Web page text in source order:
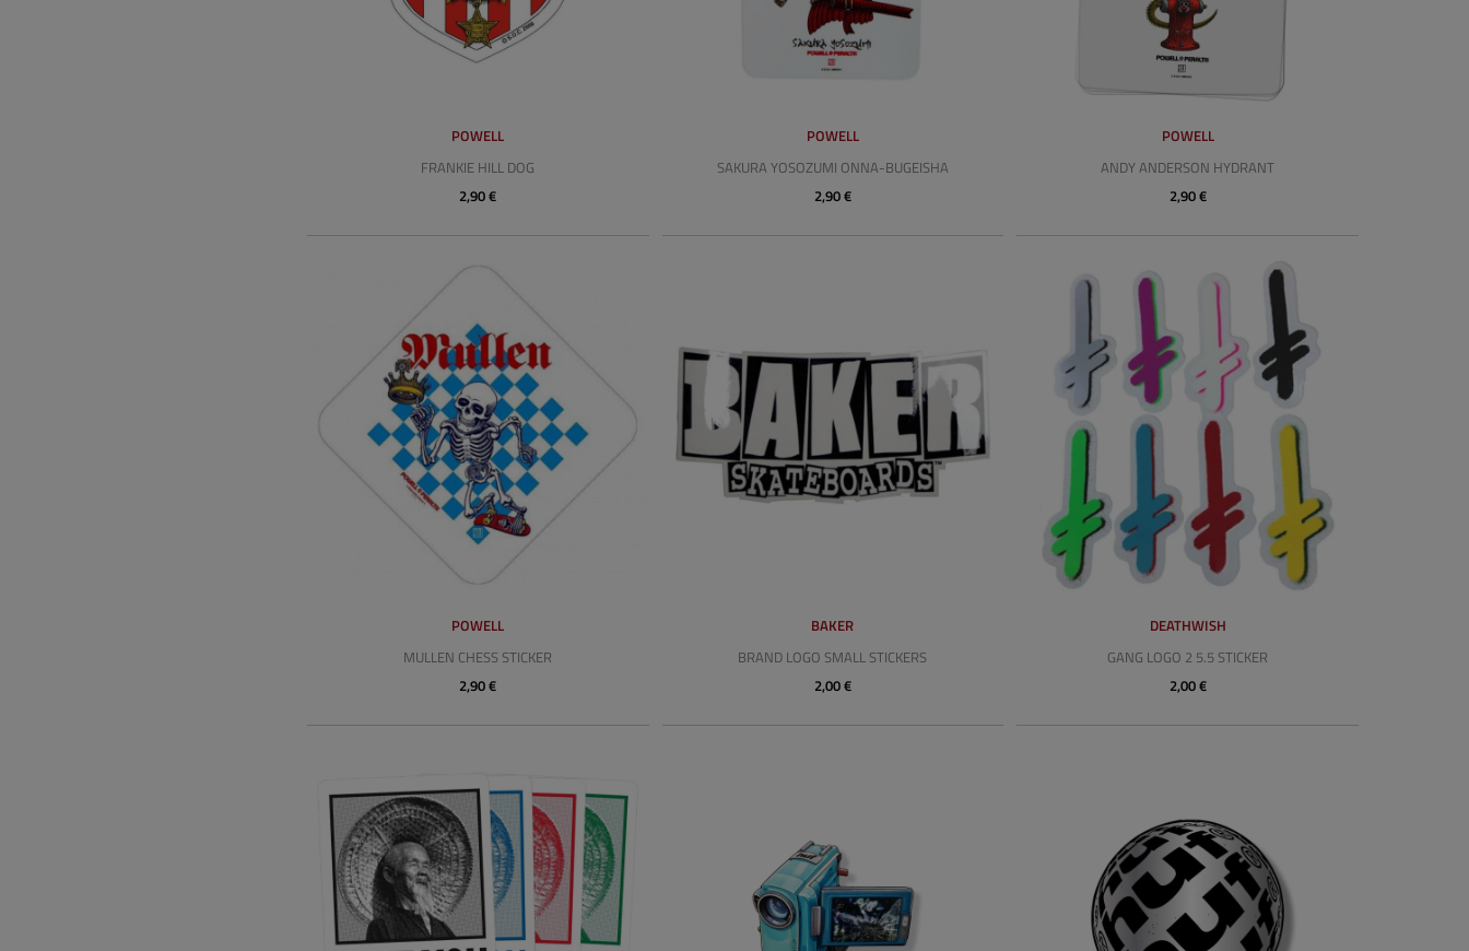
POWELL
FRANKIE HILL DOG
2,90 €
POWELL
SAKURA YOSOZUMI ONNA-BUGEISHA
2,90 €
POWELL
ANDY ANDERSON HYDRANT
2,90 €
POWELL
MULLEN CHESS STICKER
2,90 €
BAKER
BRAND LOGO SMALL STICKERS
2,00 €
DEATHWISH
GANG LOGO 2 5.5 STICKER
2,00 €